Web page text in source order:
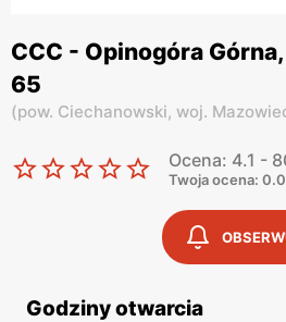
CCC - Opinogóra
65
(pow. Ciechanowski, woj.
Ocena: 4.1 -
Twoja ocena: 0.0
Godziny otwarcia